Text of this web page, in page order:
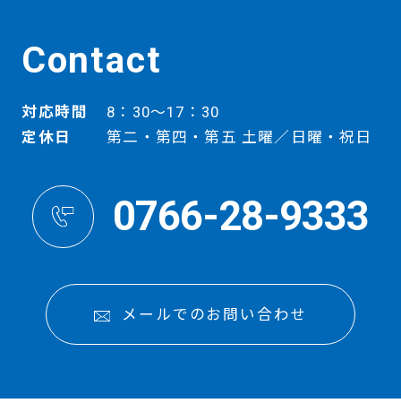
Contact
対応時間
8：30～17：30
定休日
第二・第四・第五 土曜／日曜・祝日
0766-28-9333
メールでのお問い合わせ